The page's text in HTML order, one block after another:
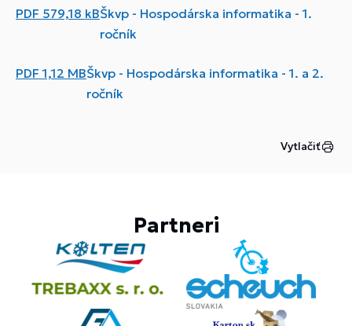
PDF 579,18 kBŠkvp - Hospodárska informatika - 1.
ročník
PDF1,12 MBŠkvp - Hospodárska informatika - 1. a 2.
ročník
Vytlačiť
Partneri